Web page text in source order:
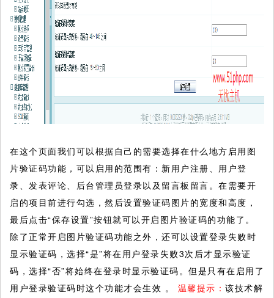
在这个页面我们可以根据自己的需要选择在什么地方启用图
片验证码功能，可以启用的范围有：新用户注册、用户登
录、发表评论、后台管理员登录以及留言板留言。在需要开
启的项目前进行勾选，然后设置验证码图片的宽度和高度，
最后点击“保存设置”按钮就可以开启图片验证码的功能了。
除了正常开启图片验证码功能之外，还可以设置登录失败时
显示验证码，选择“是”将在用户登录失败3次后才显示验证
码，选择“否”将始终在登录时显示验证码。但是只有在启用了
用户登录验证码时这个功能才会生效 。 温馨提示： 该技术解